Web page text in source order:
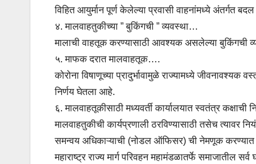
विहित आयुर्मान पूर्ण केलेल्या प्रवासी वाहनांमध्ये अंतर्गत
४. मालवाहतुकीच्या ” बुकिंगची ” व्यवस्था…
मालाची वाहतूक करण्यासाठी आवश्यक असलेल्या बुकिंगची
५. माफक दरात मालवाहतूक….
कोरोना विषाणूच्या प्रादुर्भावामुळे राज्यामध्ये
निर्णय घेतला आहे.
६. मालवाहतूकीसाठी मध्यवर्ती कार्यालयात स्वतंत्र कक्षाची
मालवाहतुकीची कार्यप्रणाली ठरविण्यासाठी तसेच त्यावर
समन्वय अधिकाऱ्याची (नोडल ऑफिसर) ची नेमणूक
महाराष्ट्र राज्य मार्ग परिवहन महामंडळातर्फे समाजातील